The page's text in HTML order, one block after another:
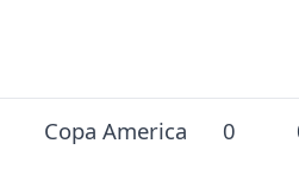
Copa America 0